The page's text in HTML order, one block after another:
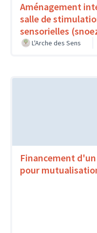
Aménagement
salle de
sensorielles
L'Arche des Sens
Financement
pour